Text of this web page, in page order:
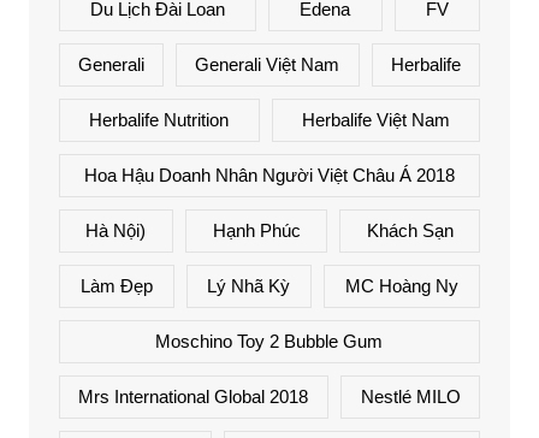
Du Lịch Đài Loan Edena FV
Generali Generali Việt Nam Herbalife
Herbalife Nutrition Herbalife Việt Nam
Hoa Hậu Doanh Nhân Người Việt Châu Á 2018
Hà Nội) Hạnh Phúc Khách Sạn
Làm Đẹp Lý Nhã Kỳ MC Hoàng Ny
Moschino Toy 2 Bubble Gum
Mrs International Global 2018 Nestlé MILO